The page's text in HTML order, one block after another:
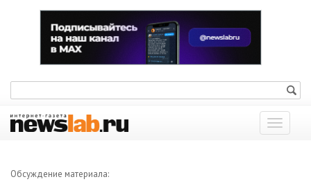
Показать
меню
Обсуждение материала: